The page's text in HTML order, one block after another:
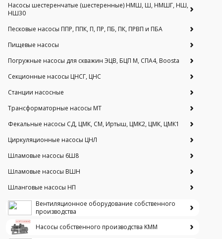
Насосы шестеренчатые (шестеренные) НМШ, Ш, НМШГ, НШ,
НШ30
Песковые насосы ППР, ППК, П, ПР, ПБ, ПК, ПРВП и ПБА
Пищевые насосы
Погружные насосы для скважин ЭЦВ, БЦП М, СПА4, Boosta
Секционные насосы ЦНСГ, ЦНС
Станции насосные
Трансформаторные насосы МТ
Фекальные насосы СД, ЦМК, СМ, Иртыш, ЦМК2, ЦМК, ЦМК1
Циркуляционные насосы ЦНЛ
Шламовые насосы 6Ш8
Шламовые насосы ВШН
Шланговые насосы НП
Вентиляционное оборудование собственного
производства
Насосы собственного производства KMM